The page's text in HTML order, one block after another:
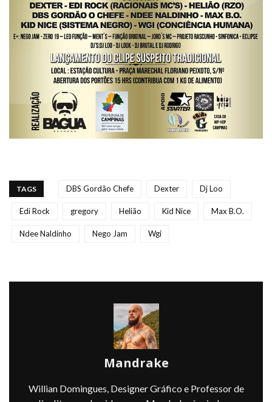
TAGS DBS Gordão Chefe Dexter Dj Loo
Edi Rock gregory Helião Kid Nice Max B.O.
Ndee Naldinho Nego Jam Wgi
Mandrake
Willian Domingues, Designer Gráfico e Professor de